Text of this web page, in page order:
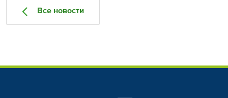
Все новости